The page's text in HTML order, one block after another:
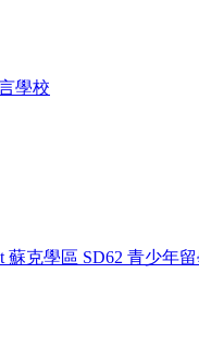
學校
蘇克學區 SD62 青少年